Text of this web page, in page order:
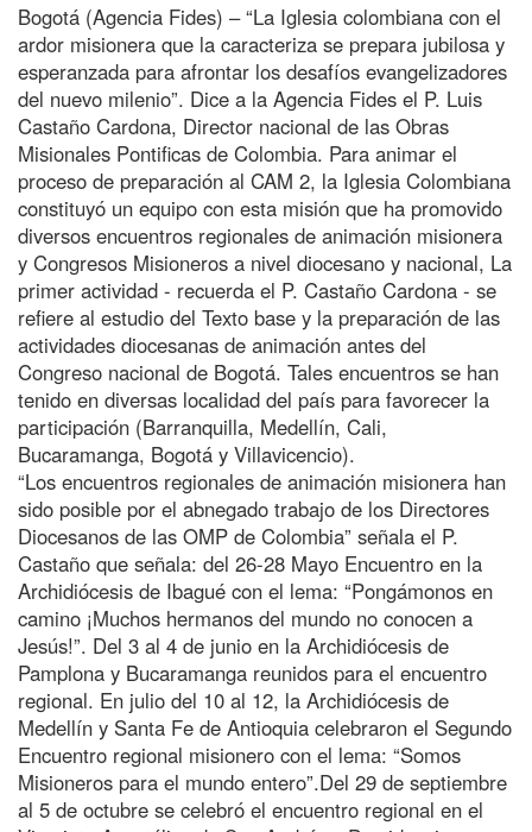
Bogotá (Agencia Fides) – “La Iglesia colombiana con el
ardor misionera que la caracteriza se prepara jubilosa y
esperanzada para afrontar los desafíos evangelizadores
del nuevo milenio”. Dice a la Agencia Fides el P. Luis
Castaño Cardona, Director nacional de las Obras
Misionales Pontificas de Colombia. Para animar el
proceso de preparación al CAM 2, la Iglesia Colombiana
constituyó un equipo con esta misión que ha promovido
diversos encuentros regionales de animación misionera
y Congresos Misioneros a nivel diocesano y nacional, La
primer actividad - recuerda el P. Castaño Cardona - se
refiere al estudio del Texto base y la preparación de las
actividades diocesanas de animación antes del
Congreso nacional de Bogotá. Tales encuentros se han
tenido en diversas localidad del país para favorecer la
participación (Barranquilla, Medellín, Cali,
Bucaramanga, Bogotá y Villavicencio).
“Los encuentros regionales de animación misionera han
sido posible por el abnegado trabajo de los Directores
Diocesanos de las OMP de Colombia” señala el P.
Castaño que señala: del 26-28 Mayo Encuentro en la
Archidiócesis de Ibagué con el lema: “Pongámonos en
camino ¡Muchos hermanos del mundo no conocen a
Jesús!”. Del 3 al 4 de junio en la Archidiócesis de
Pamplona y Bucaramanga reunidos para el encuentro
regional. En julio del 10 al 12, la Archidiócesis de
Medellín y Santa Fe de Antioquia celebraron el Segundo
Encuentro regional misionero con el lema: “Somos
Misioneros para el mundo entero”.Del 29 de septiembre
al 5 de octubre se celebró el encuentro regional en el